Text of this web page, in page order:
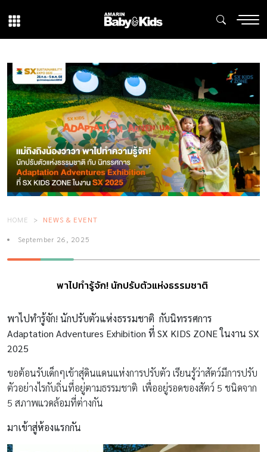
HOME NEWS & EVENT
September 26, 2025
พาไปทำรู้จัก! นักปรับตัวแห่งธรรมชาติ
พาไปทำรู้จัก! นักปรับตัวแห่งธรรมชาติ กับนิทรรศการ
Adaptation Adventures Exhibition ที่ SX KIDS ZONE ในงาน SX
2025
ขอต้อนรับเด็กๆเข้าสุ่ดินแดนแห่งการปรับตัว เรียนรู้ว่าสัตว์มีการปรับ
ตัวอย่างไรกับถิ่นที่อยู่ตามธรรมชาติ เพื่ออยู่รอดของสัตว์ 5 ชนิดจาก
5 สภาพแวดล้อมที่ต่างกัน
มาเข้าสู่ห้องแรกกัน